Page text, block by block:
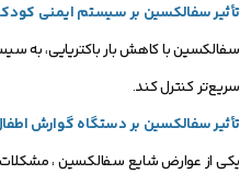
تأثیر سفالکسین بر سیستم ایمنی
سفالکسین با کاهش بار باکتریایی، به
سریع‌تر کنترل کند.
تأثیر سفالکسین بر دستگاه گوارش
یکی از عوارض شایع سفالکسین ،